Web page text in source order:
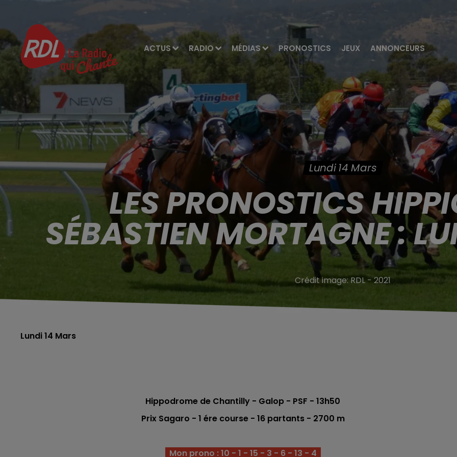
ACTUS RADIO MÉDIAS PRONOSTICS JEUX ANNONCEURS
Lundi 14 Mars
LES PRONOSTICS
SÉBASTIEN MORTAGNE :
Crédit image:RDL - 2021
Lundi 14 Mars
Hippodrome de Chantilly - Galop - PSF - 13h50
Prix Sagaro - 1 ére course - 16 partants - 2700 m
Mon prono : 10 - 1 - 15 - 3 - 6 - 13 - 4